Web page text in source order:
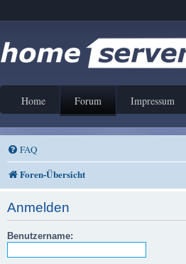
Home Forum Impressum
FAQ
Foren-Übersicht
Anmelden
Benutzername: